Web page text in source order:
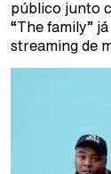
público junto
“The family”
streaming de